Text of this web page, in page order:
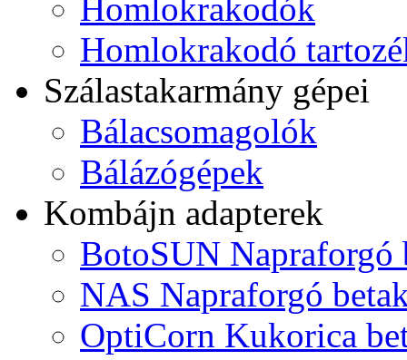
Homlokrakodók
Homlokrakodó
Szálastakarmány gépei
Bálacsomagolók
Bálázógépek
Kombájn adapterek
BotoSUN Napraforgó
NAS Napraforgó
OptiCorn Kukorica